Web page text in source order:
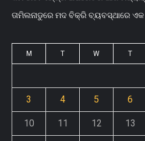
ତାମିଲନାଡୁରେ ମଦ ବିକ୍ରି ବ୍ୟବସ୍ଥାରେ
M T W T
3 4 5 6
10 11 12 13